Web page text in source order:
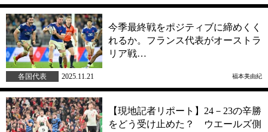
今季最終戦をポジティブに締めくく
れるか。フランス代表がオーストラ
リア戦…
各国代表 2025.11.21 福本美由紀
【現地記者リポート】24－23の辛勝
をどう受け止めた？ ウエールズ側